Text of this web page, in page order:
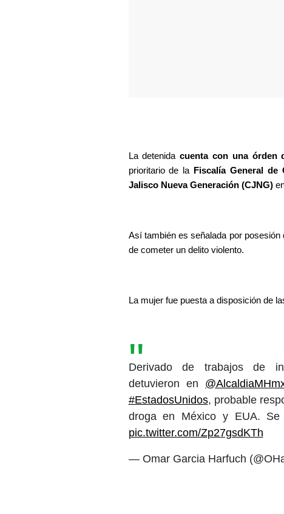
La detenida cuenta con una órden
prioritario de la
Fiscalía General de
Jalisco Nueva Generación (CJNG)
Así también es señalada por
de cometer un delito violento.
La mujer fue puesta a disposición de
Derivado de trabajos de
detuvieron en
#EstadosUnidos, probable
droga en México y EUA.
pic.twitter.com/Zp27gsdKTh
— Omar Garcia Harfuch